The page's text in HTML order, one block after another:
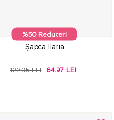
%50 Reduceri
Șapca Ilaria
129.95 LEI 64.97 LEI